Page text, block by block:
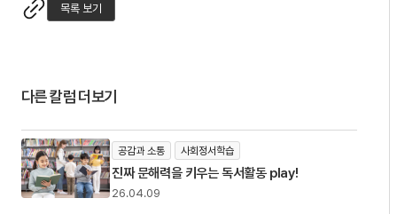
목록 보기
다른 칼럼 더보기
공감과 소통 사회정서학습
진짜 문해력을 키우는 독서활동 play!
26.04.09